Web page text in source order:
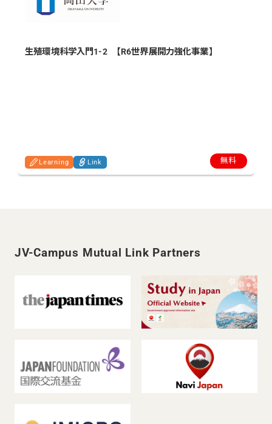
生殖環境科学入門1-2 【R6世界展開力強化事業】
Learning Link 無料
JV-Campus Mutual Link Partners